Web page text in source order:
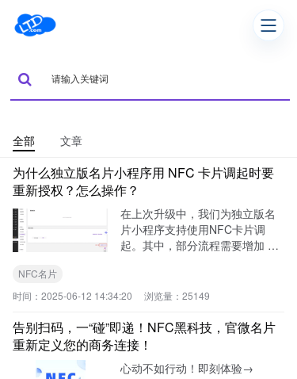
全部 文章
为什么独立版名片小程序用 NFC 卡片调起时要
重新授权？怎么操作？
在上次升级中，我们为独立版名
片小程序支持使用NFC卡片调
起。其中，部分流程需要增加 小
面增加了「重新授权小程序」的
加的权限的授权。
NFC名片
时间： 2025-06-12 14:34:20 浏览量： 25149
告别扫码，一“碰”即递！NFC黑科技，官微名片
重新定义您的商务连接！
心动不如行动！即刻体验→